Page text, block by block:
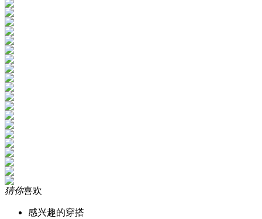
猜你喜欢
感兴趣的穿搭